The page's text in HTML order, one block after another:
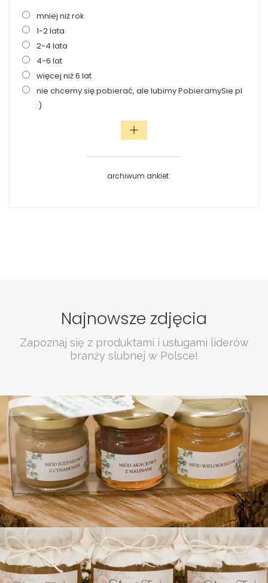
mniej niż rok
1-2 lata
2-4 lata
4-6 lat
więcej niż 6 lat
nie chcemy się pobierać, ale lubimy PobieramySie.pl
:)
archiwum ankiet
Najnowsze zdjęcia
Zapoznaj się z produktami i usługami liderów
branży slubnej w Polsce!